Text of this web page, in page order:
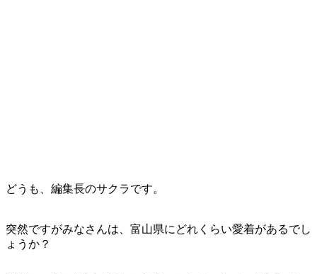
どうも、編集長のサクラです。
突然ですがみなさんは、富山県にどれくらい愛着があるでし
ょうか？